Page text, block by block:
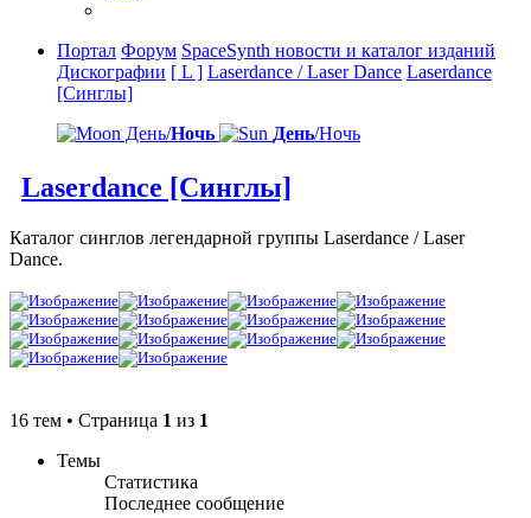
Портал Форум SpaceSynth новости и каталог изданий
Дискографии [ L ] Laserdance / Laser Dance Laserdance
[Синглы]
День/Ночь День/Ночь
Laserdance [Синглы]
Каталог синглов легендарной группы Laserdance / Laser
Dance.
16 тем • Страница 1 из 1
Темы
Статистика
Последнее сообщение